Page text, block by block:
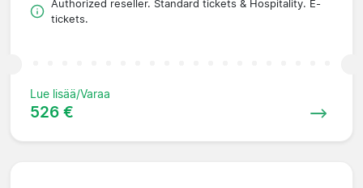
Authorized reseller. Standard tickets & Hospitality. E-
tickets.
Lue lisää/Varaa
526 €